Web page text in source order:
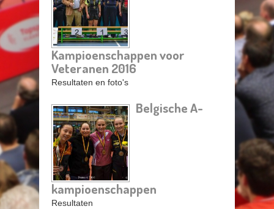
Kampioenschappen voor
Veteranen 2016
Resultaten en foto's
Belgische A-
kampioenschappen
Resultaten